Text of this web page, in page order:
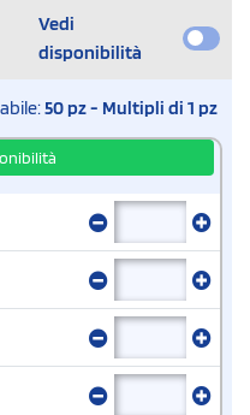
Vedi
disponibilità
50 pz - Multipli di 1 pz